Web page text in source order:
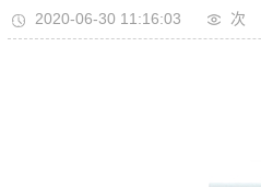
2020-06-30 11:16:03 次